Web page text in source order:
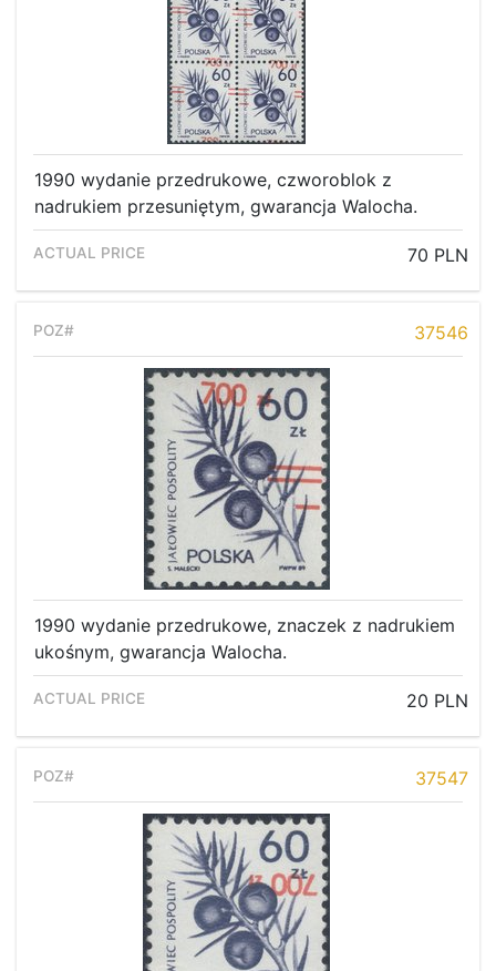
1990 wydanie przedrukowe, czworoblok z
nadrukiem przesuniętym, gwarancja Walocha.
70 PLN
37546
1990 wydanie przedrukowe, znaczek z nadrukiem
ukośnym, gwarancja Walocha.
20 PLN
37547